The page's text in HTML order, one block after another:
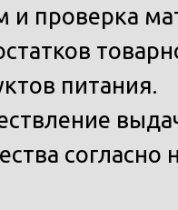
и проверка
питания.
согласно